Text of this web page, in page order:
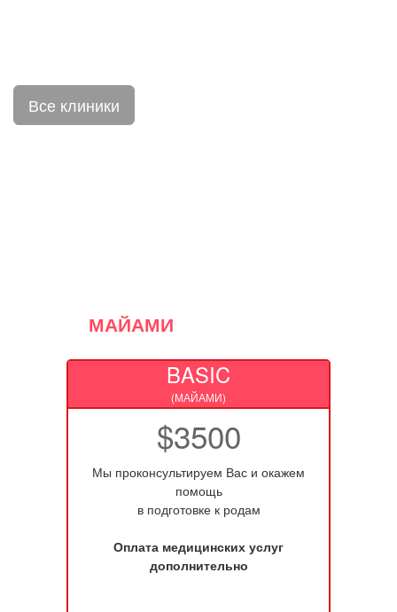
Все клиники
МАЙАМИ
BASIC
(МАЙАМИ)
$3500
Мы проконсультируем Вас и окажем
помощь
в подготовке к родам
Оплата медицинских услуг
дополнительно